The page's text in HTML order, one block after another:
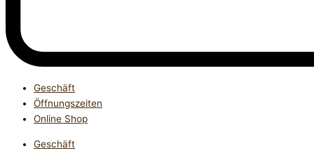
Geschäft
Öffnungszeiten
Online Shop
Geschäft